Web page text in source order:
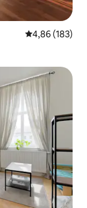
Gemiddelde
4,86 (183)